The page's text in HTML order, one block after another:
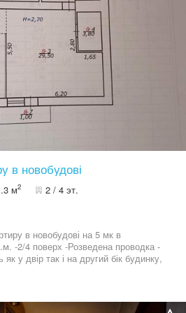
в новобудові
м2 2 / 4 эт.
в новобудові на 5 мк в
-2/4 поверх -Розведена проводка -
у двір так і на другий бік будинку,
з можливістю втілити свої
інфраструктури для